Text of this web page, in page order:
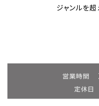
ジャンルを